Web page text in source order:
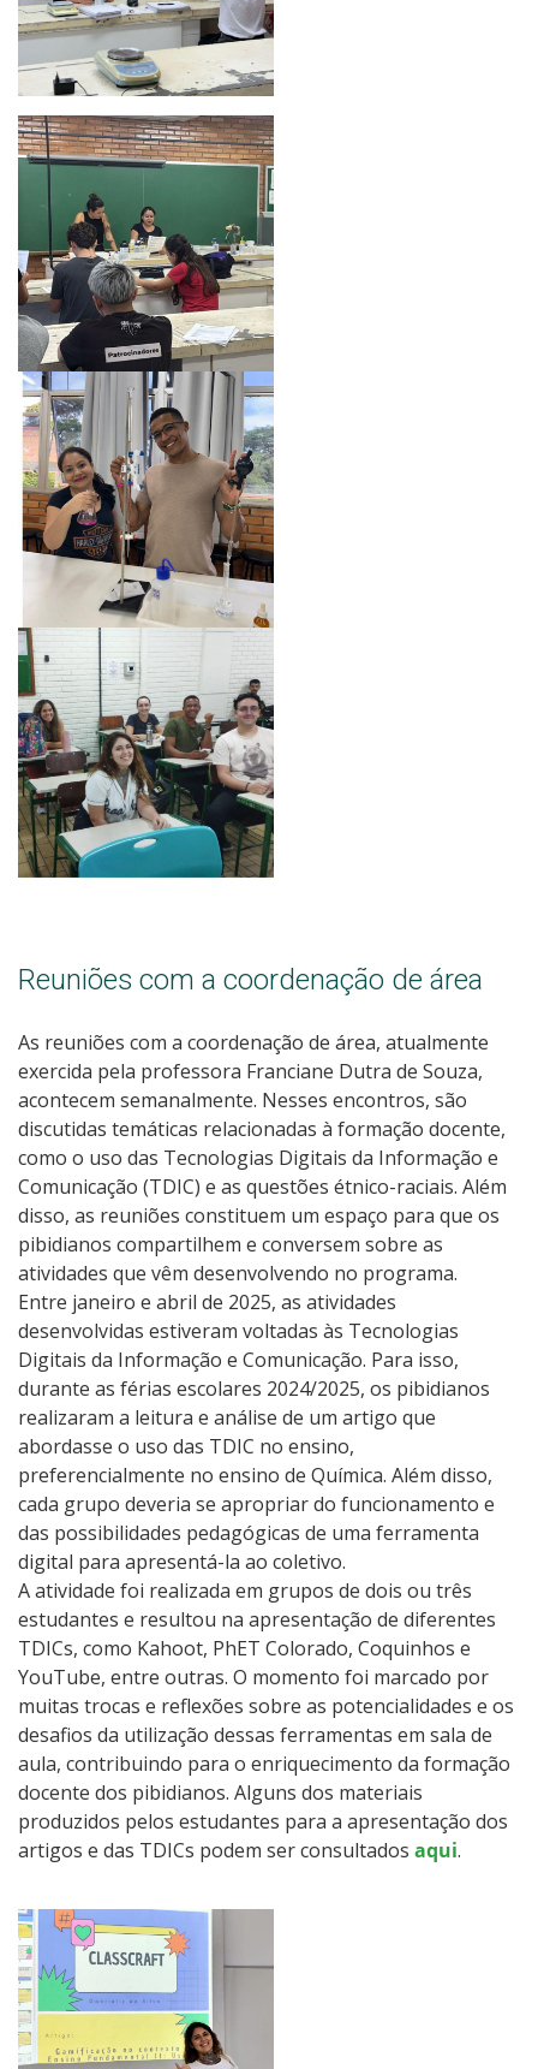
Reuniões com a coordenação de área
As reuniões com a coordenação de área, atualmente
exercida pela professora Franciane Dutra de Souza,
acontecem semanalmente. Nesses encontros, são
discutidas temáticas relacionadas à formação docente,
como o uso das Tecnologias Digitais da Informação e
Comunicação (TDIC) e as questões étnico-raciais. Além
disso, as reuniões constituem um espaço para que os
pibidianos compartilhem e conversem sobre as
atividades que vêm desenvolvendo no programa.
Entre janeiro e abril de 2025, as atividades
desenvolvidas estiveram voltadas às Tecnologias
Digitais da Informação e Comunicação. Para isso,
durante as férias escolares 2024/2025, os pibidianos
realizaram a leitura e análise de um artigo que
abordasse o uso das TDIC no ensino,
preferencialmente no ensino de Química. Além disso,
cada grupo deveria se apropriar do funcionamento e
das possibilidades pedagógicas de uma ferramenta
digital para apresentá-la ao coletivo.
A atividade foi realizada em grupos de dois ou três
estudantes e resultou na apresentação de diferentes
TDICs, como Kahoot, PhET Colorado, Coquinhos e
YouTube, entre outras. O momento foi marcado por
muitas trocas e reflexões sobre as potencialidades e os
desafios da utilização dessas ferramentas em sala de
aula, contribuindo para o enriquecimento da formação
docente dos pibidianos. Alguns dos materiais
produzidos pelos estudantes para a apresentação dos
artigos e das TDICs podem ser consultados aqui.